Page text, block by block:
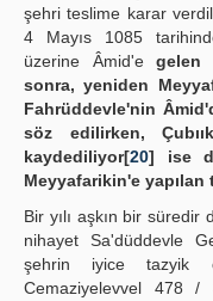
şehri teslime karar
4 Mayıs 1085
üzerine Âmid'egelen
sonra, yeniden
Fahrüddevle'nin
söz edilirken,
kaydediliyor[20] ise
Meyyafarikin'e yapılan
Bir yılı aşkın bir
nihayet Sa'düddevle
şehrin iyice tazyik
Cemaziyelevvel 478 /